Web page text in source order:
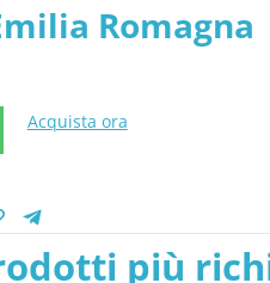
Romagna
Acquista ora
più